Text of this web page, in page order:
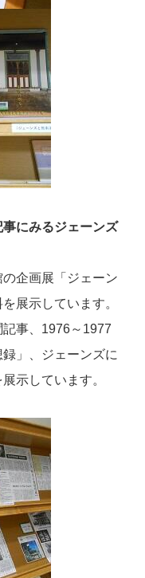
にみるジェーンズ
企画展「ジェーン
展示しています。
事、1976～1977
」、ジェーンズに
示しています。